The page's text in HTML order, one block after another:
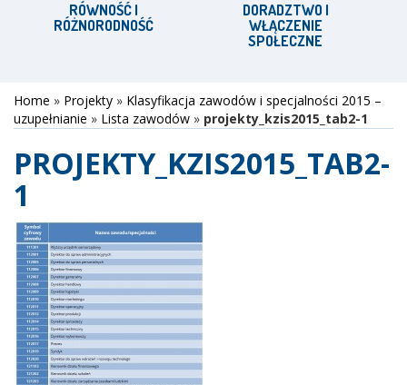
RÓWNOŚĆ I
RÓŻNORODNOŚĆ
DORADZTWO I
WŁĄCZENIE
SPOŁECZNE
Home » Projekty » Klasyfikacja zawodów i specjalności 2015 –
uzupełnianie » Lista zawodów » projekty_kzis2015_tab2-1
PROJEKTY_KZIS2015_TAB2-
1